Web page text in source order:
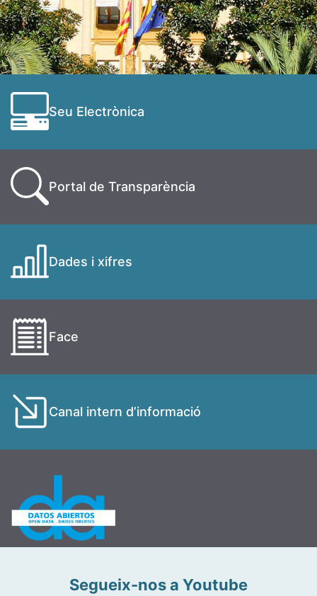
Seu Electrònica
Portal de Transparència
Dades i xifres
Face
Canal intern d’informació
Segueix-nos a Youtube